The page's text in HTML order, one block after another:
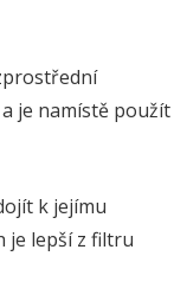
je namístě použít
k jejímu
je lepší z filtru